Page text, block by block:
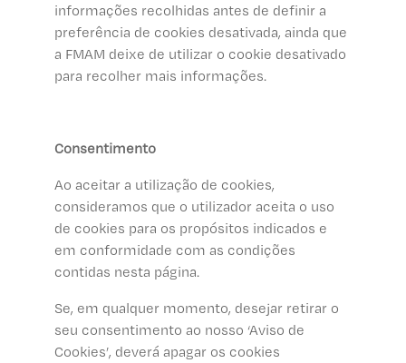
informações recolhidas antes de definir a
preferência de cookies desativada, ainda que
a FMAM deixe de utilizar o cookie desativado
para recolher mais informações.
Consentimento
Ao aceitar a utilização de cookies,
consideramos que o utilizador aceita o uso
de cookies para os propósitos indicados e
em conformidade com as condições
contidas nesta página.
Se, em qualquer momento, desejar retirar o
seu consentimento ao nosso ‘Aviso de
Cookies’, deverá apagar os cookies